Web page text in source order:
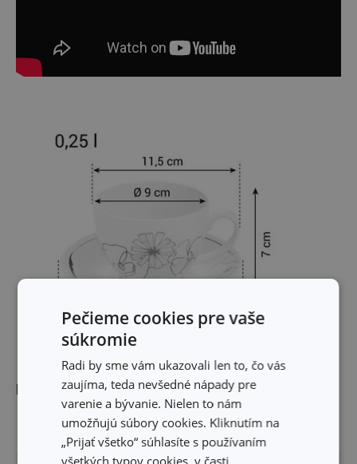
Rozmery
Pečieme cookies pre vaše
súkromie
Radi by sme vám ukazovali len to, čo vás
zaujíma, teda nevšedné nápady pre
varenie a bývanie. Nielen to nám
umožňujú súbory cookies. Kliknutím na
„Prijať všetko“ súhlasíte s používaním
všetkých typov cookies, v časti